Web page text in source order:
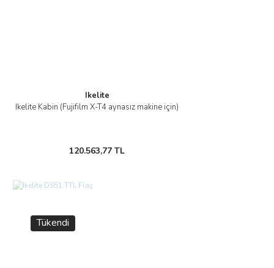
Ikelite
Ikelite Kabin (Fujifilm X-T4 aynasız makine için)
120.563,77 TL
Tükendi